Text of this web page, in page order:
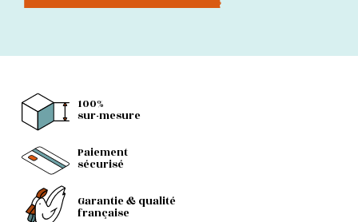
100%
sur-mesure
Paiement
sécurisé
Garantie & qualité
française